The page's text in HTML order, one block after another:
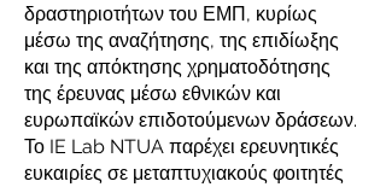
δραστηριοτήτων του ΕΜΠ, κυρίως
μέσω της αναζήτησης, της επιδίωξης
και της απόκτησης χρηματοδότησης
της έρευνας μέσω εθνικών και
ευρωπαϊκών επιδοτούμενων δράσεων.
Το IE Lab NTUA παρέχει ερευνητικές
ευκαιρίες σε μεταπτυχιακούς φοιτητές